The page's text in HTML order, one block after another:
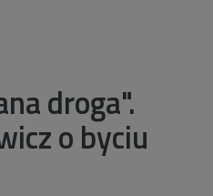
droga".
o byciu